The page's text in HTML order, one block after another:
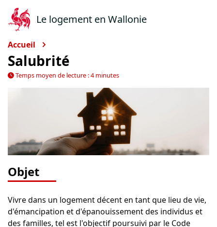
Le logement en Wallonie
Accueil
Salubrité
Temps moyen de lecture : 4 minutes
Objet
Vivre dans un logement décent en tant que lieu de vie,
d'émancipation et d'épanouissement des individus et
des familles, tel est l'objectif poursuivi par le Code